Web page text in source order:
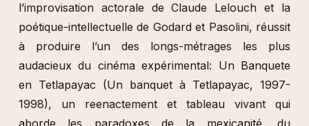
l’improvisation actorale de Claude Lelouch et la
poétique-intellectuelle de Godard et Pasolini, réussit
à produire l’un des longs-métrages les plus
audacieux du cinéma expérimental: Un Banquete
en Tetlapayac (Un banquet à Tetlapayac, 1997-
1998), un reenactement et tableau vivant qui